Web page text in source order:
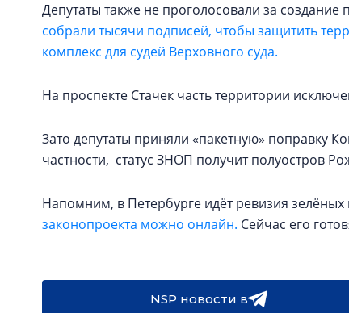
Депутаты также не проголосовали за создание
собрали тысячи подписей, чтобы защитить
комплекс для судей Верховного суда.
На проспекте Стачек часть территории
Зато депутаты приняли «пакетную» поправку
частности, статус ЗНОП получит полуостров
Напомним, в Петербурге идёт ревизия
законопроекта можно онлайн. Сейчас его
NSP новости в